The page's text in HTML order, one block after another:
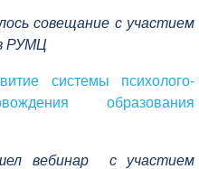
совещание с участием
РУМЦ
системы психолого-
образования
вебинар с участием